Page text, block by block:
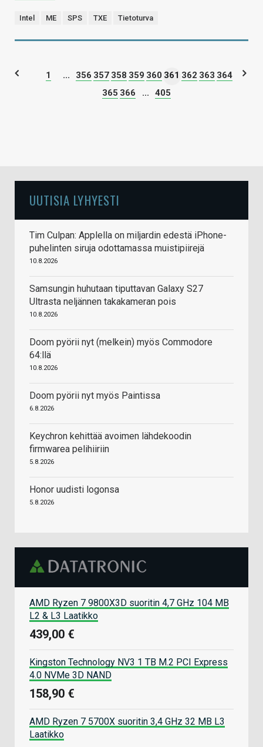
Intel ME SPS TXE Tietoturva
1 ... 356 357 358 359 360 361 362 363 364
365 366 ... 405
UUTISIA LYHYESTI
Tim Culpan: Applella on miljardin edestä iPhone-
puhelinten siruja odottamassa muistipiirejä
10.8.2026
Samsungin huhutaan tiputtavan Galaxy S27
Ultrasta neljännen takakameran pois
10.8.2026
Doom pyörii nyt (melkein) myös Commodore
64:llä
10.8.2026
Doom pyörii nyt myös Paintissa
6.8.2026
Keychron kehittää avoimen lähdekoodin
firmwarea pelihiiriin
5.8.2026
Honor uudisti logonsa
5.8.2026
AMD Ryzen 7 9800X3D suoritin 4,7 GHz 104 MB
L2 & L3 Laatikko
439,00 €
Kingston Technology NV3 1 TB M.2 PCI Express
4.0 NVMe 3D NAND
158,90 €
AMD Ryzen 7 5700X suoritin 3,4 GHz 32 MB L3
Laatikko